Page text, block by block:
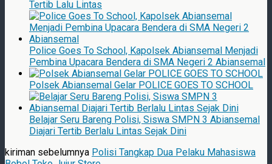
Tertib Lalu Lintas
Police Goes To School, Kapolsek Abiansemal Menjadi
Pembina Upacara Bendera di SMA Negeri 2 Abiansemal
Polsek Abiansemal Gelar POLICE GOES TO SCHOOL
Belajar Seru Bareng Polisi, Siswa SMPN 3 Abiansemal
Diajari Tertib Berlalu Lintas Sejak Dini
kiriman sebelumnya Polisi Tangkap Dua Pelaku Mahasiswa